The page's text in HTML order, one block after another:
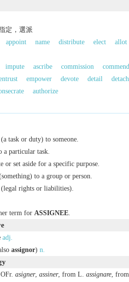
定，選派
appoint name distribute elect allot
impute ascribe commission commend
empower devote detail detach
authorize
task or duty) to someone.
a particular task.
or set aside for a specific purpose.
to a group or person.
rights or liabilities).
term for ASSIGNEE.
adj.
assignor) n.
asigner, assiner, from L. assignare, from